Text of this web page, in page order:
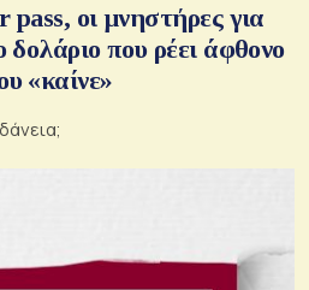
οι μνηστήρες για
δολάριο που ρέει άφθονο
«καίνε»